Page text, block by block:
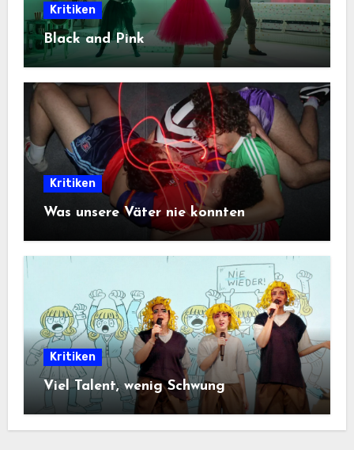
Kritiken
Black and Pink
Kritiken
Was unsere Väter nie konnten
Kritiken
Viel Talent, wenig Schwung